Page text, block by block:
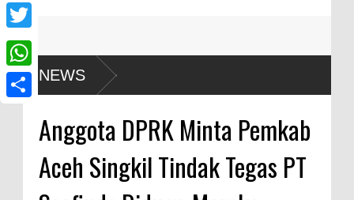
NEWS
Anggota DPRK Minta Pemkab
Aceh Singkil Tindak Tegas PT
F
c
e
T
w
W
h